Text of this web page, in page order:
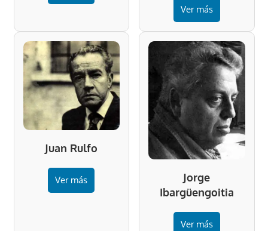
Ver más
Juan Rulfo
Ver más
Jorge
Ibargüengoitia
Ver más